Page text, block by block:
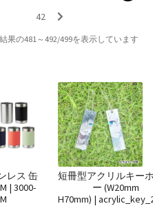
結果の481～492/499を表示しています
42
レス 缶
| 3000-
短冊型アクリルキー
ー (W20mm
H70mm) |